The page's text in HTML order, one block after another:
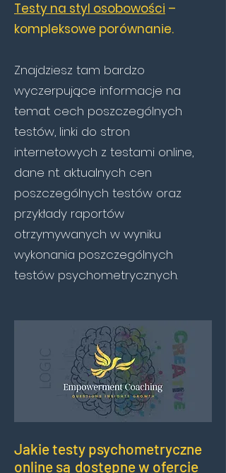
Testy na styl osobowości –
kompleksowe porównanie.
Znajdziesz tam bardzo
wyczerpujące informacje na
temat cech poszczególnych
testów, linki do stron
internetowych z testami online,
dane nt. aktualnych cen
poszczególnych testów oraz
przykłady raportów
otrzymywanych w wyniku
wykonania poszczególnych
testów psychometrycznych.
Jakie testy psychometryczne
online są dostępne w ofercie